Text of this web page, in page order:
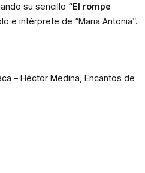
su sencillo “El rompe
e intérprete de “Maria Antonia”.
– Héctor Medina, Encantos de